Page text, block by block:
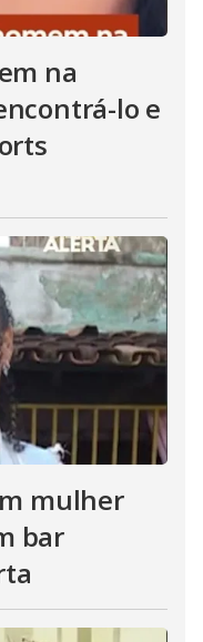
na
lo e
mulher
bar